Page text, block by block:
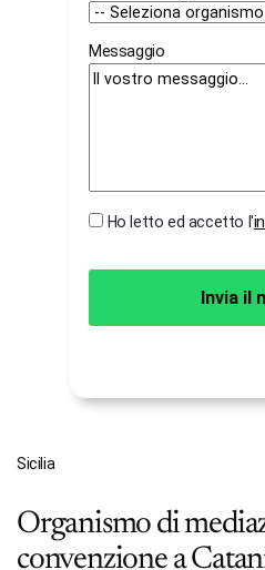
Sicilia
Organismo di
convenzione a
Messaggio
Ho letto ed accetto l'
Invia il